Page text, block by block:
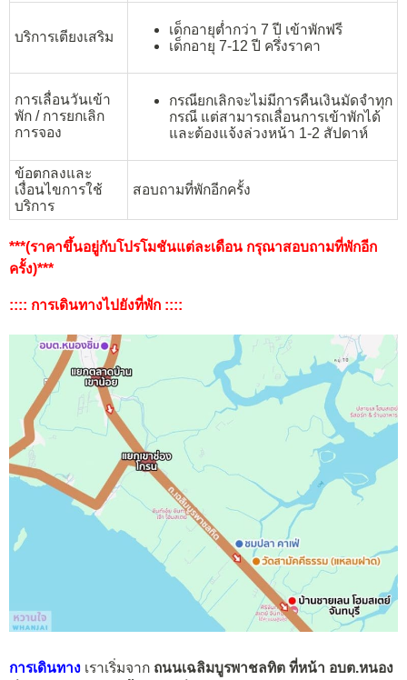
บริการเตียงเสริม
เด็กอายุต่ำกว่า 7 ปี เข้าพักฟรี
เด็กอายุ 7-12 ปี ครึ่งราคา
การเลื่อนวันเข้า
พัก / การยกเลิก
การจอง
กรณียกเลิกจะไม่มีการคืนเงินมัดจำทุก
กรณี แต่สามารถเลื่อนการเข้าพักได้
และต้องแจ้งล่วงหน้า 1-2 สัปดาห์
ข้อตกลงและ
เงื่อนไขการใช้
บริการ
สอบถามที่พักอีกครั้ง
***(ราคาขึ้นอยู่กับโปรโมชันแต่ละเดือน กรุณาสอบถามที่พักอีก
ครั้ง)***
:::: การเดินทางไปยังที่พัก ::::
การเดินทาง เราเริ่มจาก ถนนเฉลิมบูรพาชลทิต ที่หน้า อบต.หนอง